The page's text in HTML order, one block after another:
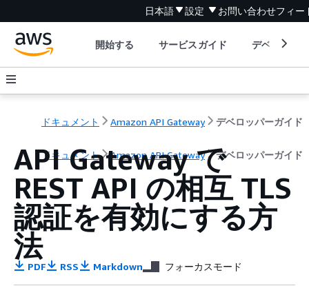
日本語 設定 お問い合わせフィー
開始する サービスガイド デベロッパ
ドキュメント Amazon API Gateway デベロッパーガイド
ドキュメント Amazon API Gateway デベロッパーガイド
API Gateway で
REST API の相互 TLS
認証を有効にする方
法
PDF RSS Markdown フォーカスモード